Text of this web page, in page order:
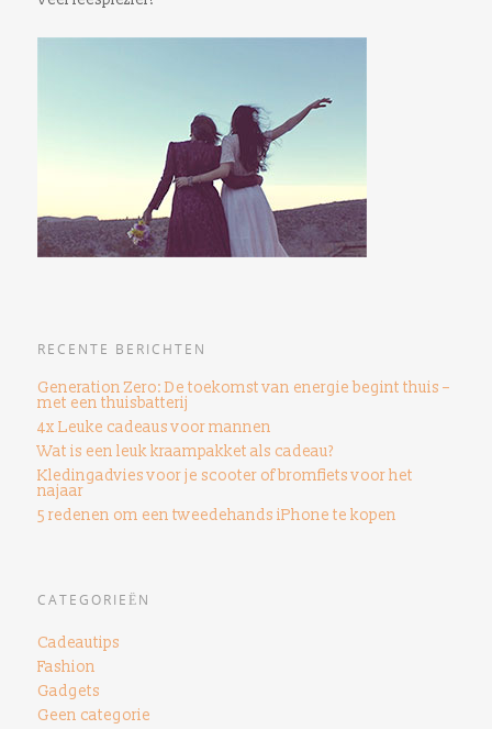
RECENTE BERICHTEN
Generation Zero: De toekomst van energie begint thuis –
met een thuisbatterij
4x Leuke cadeaus voor mannen
Wat is een leuk kraampakket als cadeau?
Kledingadvies voor je scooter of bromfiets voor het
najaar
5 redenen om een ​​tweedehands iPhone te kopen
CATEGORIEËN
Cadeautips
Fashion
Gadgets
Geen categorie